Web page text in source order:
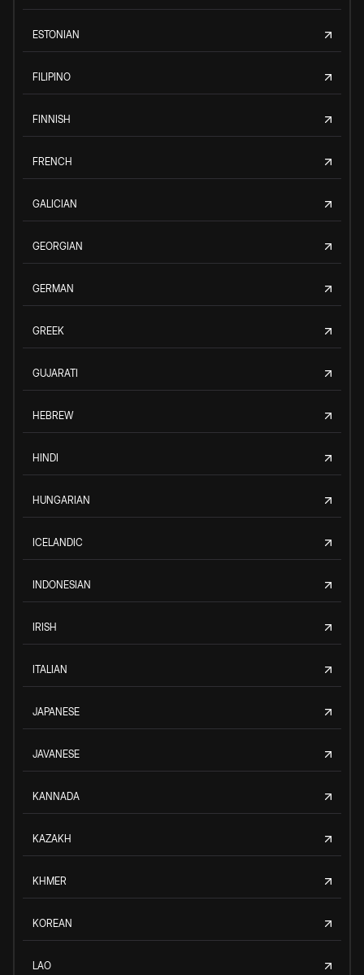
ESTONIAN
FILIPINO
FINNISH
FRENCH
GALICIAN
GEORGIAN
GERMAN
GREEK
GUJARATI
HEBREW
HINDI
HUNGARIAN
ICELANDIC
INDONESIAN
IRISH
ITALIAN
JAPANESE
JAVANESE
KANNADA
KAZAKH
KHMER
KOREAN
LAO